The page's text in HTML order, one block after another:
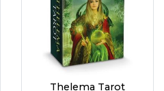
Thelema Tarot